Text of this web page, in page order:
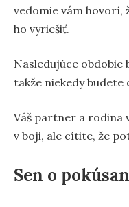
vedomie vám hovorí,
ho vyriešiť.
Nasledujúce obdobie
takže niekedy budete
Váš partner a rodina
v boji, ale cítite, že
Sen o